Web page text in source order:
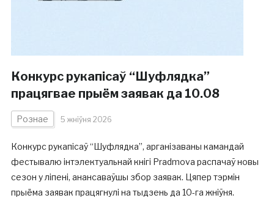
Конкурс рукапісаў “Шуфлядка”
працягвае прыём заявак да 10.08
Рознае 5 жніўня 2026
Конкурс рукапісаў “Шуфлядка”, арганізаваны камандай
фестывалю інтэлектуальнай кнігі Pradmova распачаў новы
сезон у ліпені, анансаваўшы збор заявак. Цяпер тэрмін
прыёма заявак працягнулі на тыдзень да 10-га жніўня.